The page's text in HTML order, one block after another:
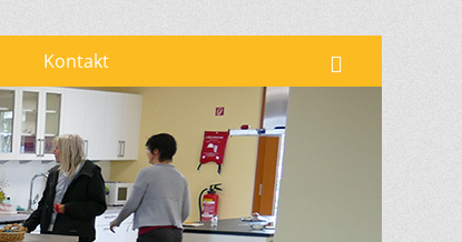
Kontakt